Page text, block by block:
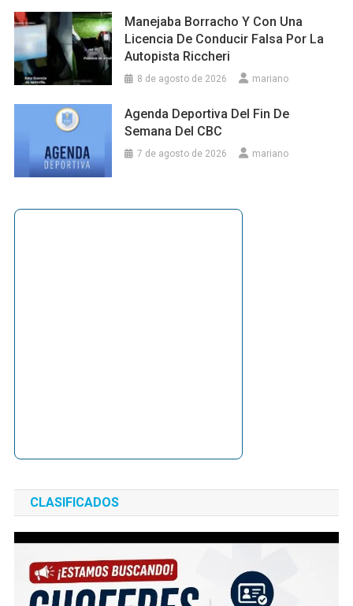
Manejaba Borracho Y Con Una
Licencia De Conducir Falsa Por La
Autopista Riccheri
8 de agosto de 2026 mariano
Agenda Deportiva Del Fin De
Semana Del CBC
7 de agosto de 2026 mariano
CLASIFICADOS